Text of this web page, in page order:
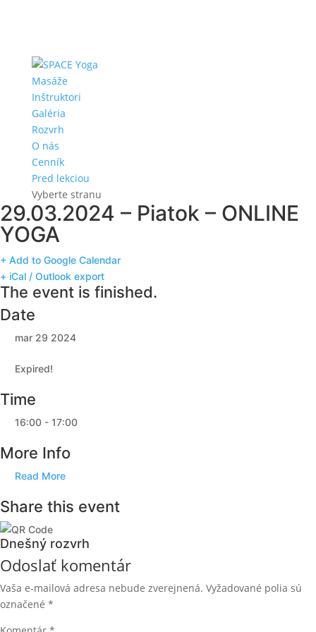
Masáže
Inštruktori
Galéria
Rozvrh
O nás
Cenník
Pred lekciou
Vyberte stranu
29.03.2024 – Piatok – ONLINE
YOGA
+ Add to Google Calendar
+ iCal / Outlook export
The event is finished.
Date
mar 29 2024
Expired!
Time
16:00 - 17:00
More Info
Read More
Share this event
Dnešný rozvrh
Odoslať komentár
Vaša e-mailová adresa nebude zverejnená. Vyžadované polia sú
označené *